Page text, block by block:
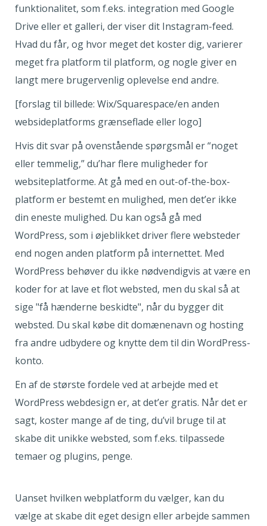
funktionalitet, som f.eks. integration med Google
Drive eller et galleri, der viser dit Instagram-feed.
Hvad du får, og hvor meget det koster dig, varierer
meget fra platform til platform, og nogle giver en
langt mere brugervenlig oplevelse end andre.
[forslag til billede: Wix/Squarespace/en anden
websideplatforms grænseflade eller logo]
Hvis dit svar på ovenstående spørgsmål er “noget
eller temmelig,” du’har flere muligheder for
websiteplatforme. At gå med en out-of-the-box-
platform er bestemt en mulighed, men det’er ikke
din eneste mulighed. Du kan også gå med
WordPress, som i øjeblikket driver flere websteder
end nogen anden platform på internettet. Med
WordPress behøver du ikke nødvendigvis at være en
koder for at lave et flot websted, men du skal så at
sige "få hænderne beskidte", når du bygger dit
websted. Du skal købe dit domænenavn og hosting
fra andre udbydere og knytte dem til din WordPress-
konto.
En af de største fordele ved at arbejde med et
WordPress webdesign er, at det’er gratis. Når det er
sagt, koster mange af de ting, du’vil bruge til at
skabe dit unikke websted, som f.eks. tilpassede
temaer og plugins, penge.
Uanset hvilken webplatform du vælger, kan du
vælge at skabe dit eget design eller arbejde sammen